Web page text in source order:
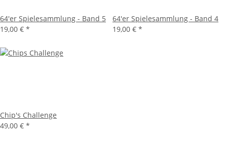
64'er Spielesammlung - Band 5
19,00 € *
64'er Spielesammlung - Band 4
19,00 € *
Chip's Challenge
49,00 € *